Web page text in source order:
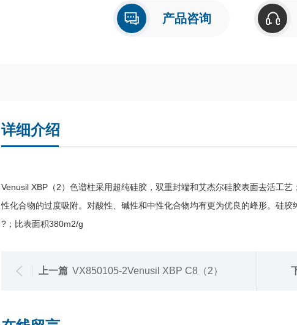
产品咨询
详细介绍
Venusil XBP（2）色谱柱采用超纯硅胶，双重封端和艾杰尔硅胶表面去活工
性化合物的过度吸附。对酸性、碱性和中性化合物均有更为优良的峰形。硅
?；比表面积380m2/g
上一篇 VX850105-2Venusil XBP C8（2）